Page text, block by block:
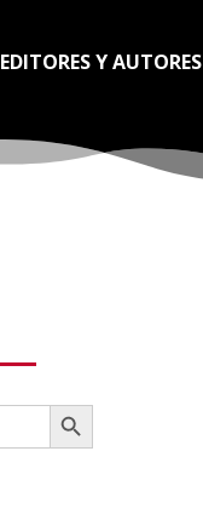
EDITORES Y AUTORES
Botón de búsqueda